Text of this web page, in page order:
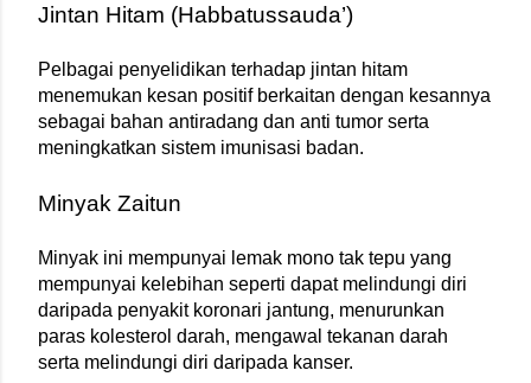
Jintan Hitam (Habbatussauda’)
Pelbagai penyelidikan terhadap jintan hitam
menemukan kesan positif berkaitan dengan kesannya
sebagai bahan antiradang dan anti tumor serta
meningkatkan sistem imunisasi badan.
Minyak Zaitun
Minyak ini mempunyai lemak mono tak tepu yang
mempunyai kelebihan seperti dapat melindungi diri
daripada penyakit koronari jantung, menurunkan
paras kolesterol darah, mengawal tekanan darah
serta melindungi diri daripada kanser.